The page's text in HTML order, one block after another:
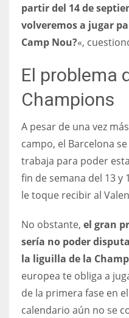
partir del 14 de
volveremos a jugar
Camp Nou?«,
El problema
Champions
A pesar de una vez
campo, el Barcelona
trabaja para poder
fin de semana del 13 y
le toque recibir al
No obstante, el gran
sería no poder
la liguilla de la
europea te obliga a
de la primera fase en
calendario aún no se